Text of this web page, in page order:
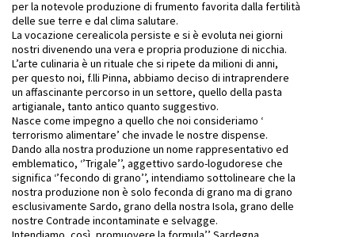
per la notevole produzione di frumento favorita dalla fertilità
delle sue terre e dal clima salutare.
La vocazione cerealicola persiste e si è evoluta nei giorni
nostri divenendo una vera e propria produzione di nicchia.
L’arte culinaria è un rituale che si ripete da milioni di anni,
per questo noi, f.lli Pinna, abbiamo deciso di intraprendere
un affascinante percorso in un settore, quello della pasta
artigianale, tanto antico quanto suggestivo.
Nasce come impegno a quello che noi consideriamo ‘
terrorismo alimentare’ che invade le nostre dispense.
Dando alla nostra produzione un nome rappresentativo ed
emblematico, ‘’Trigale’’, aggettivo sardo-logudorese che
significa ‘’fecondo di grano’’, intendiamo sottolineare che la
nostra produzione non è solo feconda di grano ma di grano
esclusivamente Sardo, grano della nostra Isola, grano delle
nostre Contrade incontaminate e selvagge.